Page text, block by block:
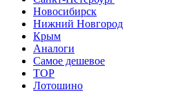
Новосибирск
Нижний Новгород
Крым
Аналоги
Самое дешевое
TOP
Лотошино